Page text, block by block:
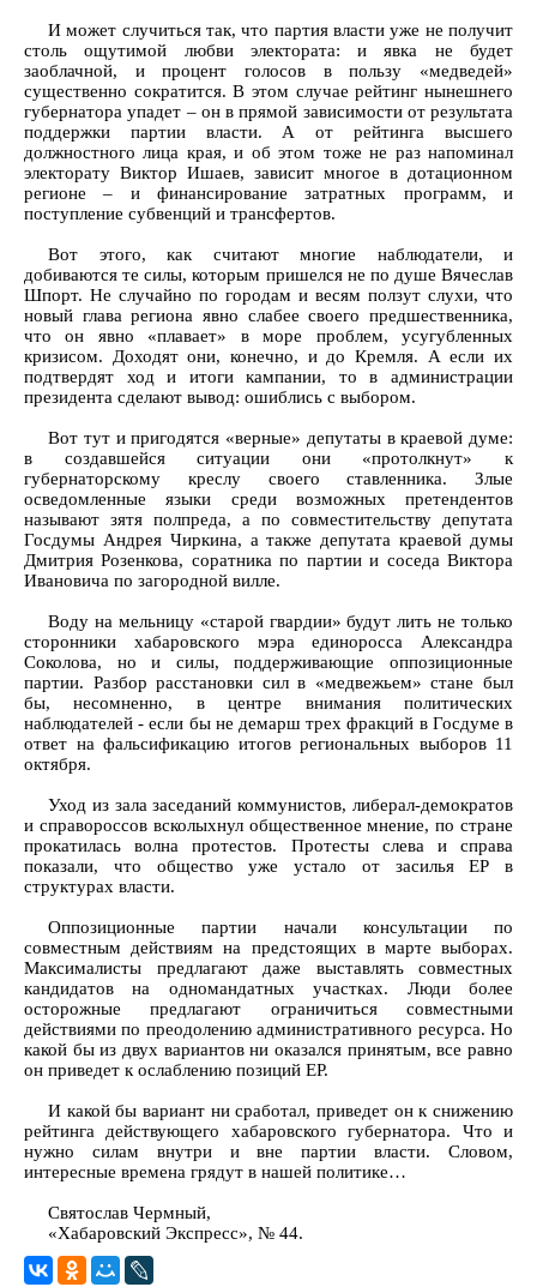
И может случиться так, что партия власти уже не получит
столь ощутимой любви электората: и явка не будет
заоблачной, и процент голосов в пользу «медведей»
существенно сократится. В этом случае рейтинг нынешнего
губернатора упадет – он в прямой зависимости от результата
поддержки партии власти. А от рейтинга высшего
должностного лица края, и об этом тоже не раз напоминал
электорату Виктор Ишаев, зависит многое в дотационном
регионе – и финансирование затратных программ, и
поступление субвенций и трансфертов.
Вот этого, как считают многие наблюдатели, и
добиваются те силы, которым пришелся не по душе Вячеслав
Шпорт. Не случайно по городам и весям ползут слухи, что
новый глава региона явно слабее своего предшественника,
что он явно «плавает» в море проблем, усугубленных
кризисом. Доходят они, конечно, и до Кремля. А если их
подтвердят ход и итоги кампании, то в администрации
президента сделают вывод: ошиблись с выбором.
Вот тут и пригодятся «верные» депутаты в краевой думе:
в создавшейся ситуации они «протолкнут» к
губернаторскому креслу своего ставленника. Злые
осведомленные языки среди возможных претендентов
называют зятя полпреда, а по совместительству депутата
Госдумы Андрея Чиркина, а также депутата краевой думы
Дмитрия Розенкова, соратника по партии и соседа Виктора
Ивановича по загородной вилле.
Воду на мельницу «старой гвардии» будут лить не только
сторонники хабаровского мэра единоросса Александра
Соколова, но и силы, поддерживающие оппозиционные
партии. Разбор расстановки сил в «медвежьем» стане был
бы, несомненно, в центре внимания политических
наблюдателей - если бы не демарш трех фракций в Госдуме в
ответ на фальсификацию итогов региональных выборов 11
октября.
Уход из зала заседаний коммунистов, либерал-демократов
и справороссов всколыхнул общественное мнение, по стране
прокатилась волна протестов. Протесты слева и справа
показали, что общество уже устало от засилья ЕР в
структурах власти.
Оппозиционные партии начали консультации по
совместным действиям на предстоящих в марте выборах.
Максималисты предлагают даже выставлять совместных
кандидатов на одномандатных участках. Люди более
осторожные предлагают ограничиться совместными
действиями по преодолению административного ресурса. Но
какой бы из двух вариантов ни оказался принятым, все равно
он приведет к ослаблению позиций ЕР.
И какой бы вариант ни сработал, приведет он к снижению
рейтинга действующего хабаровского губернатора. Что и
нужно силам внутри и вне партии власти. Словом,
интересные времена грядут в нашей политике…
Святослав Чермный,
«Хабаровский Экспресс», № 44.